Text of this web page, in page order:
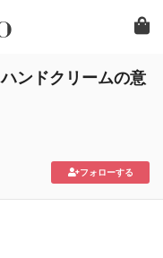
ンドクリームの意
フォローする